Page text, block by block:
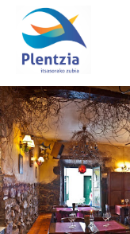
Saltar
contenido
principal
Saltar
lateral
principal